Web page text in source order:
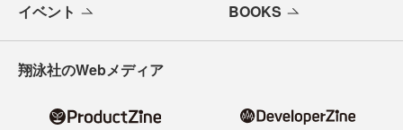
イベント BOOKS
翔泳社のWebメディア